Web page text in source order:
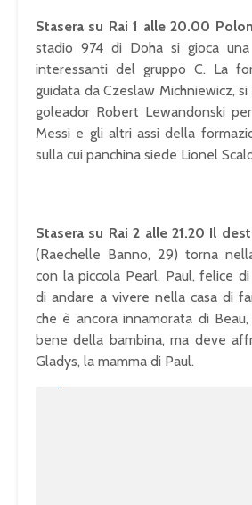
Stasera su Rai 1 alle 20.00
stadio 974 di Doha si gioca
interessanti del gruppo C. La
guidata da Czeslaw Michniewicz,
goleador Robert Lewandonski
Messi e gli altri assi della
sulla cui panchina siede Lionel
Stasera su Rai 2 alle 21.20 Il
(Raechelle Banno, 29) torna
con la piccola Pearl. Paul, felice
di andare a vivere nella casa di
che è ancora innamorata di
bene della bambina, ma deve
Gladys, la mamma di Paul.